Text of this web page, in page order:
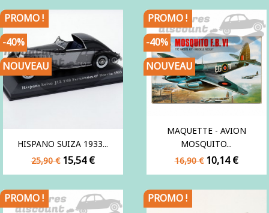
HISPANO SUIZA 1933...
Prix
de
25,90 € Prix
15,54 €
PROMO !
-40%
NOUVEAU
MAQUETTE - AVION
MOSQUITO...
Prix
de
16,90 € Prix
10,14 €
PROMO !
-40%
NOUVEAU
PROMO !
PROMO !